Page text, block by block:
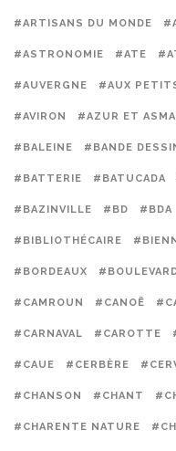
#ARTISANS DU MONDE
#ASTRONOMIE #ATE
#AUVERGNE #AUX
#AVIRON #AZUR ET
#BALEINE #BANDE
#BATTERIE #BATUCADA
#BAZINVILLE #BD #BDA
#BIBLIOTHÉCAIRE
#BORDEAUX
#CAMROUN #CANOË
#CARNAVAL #CAROTTE
#CAUE #CERBÈRE
#CHANSON #CHANT
#CHARENTE NATURE